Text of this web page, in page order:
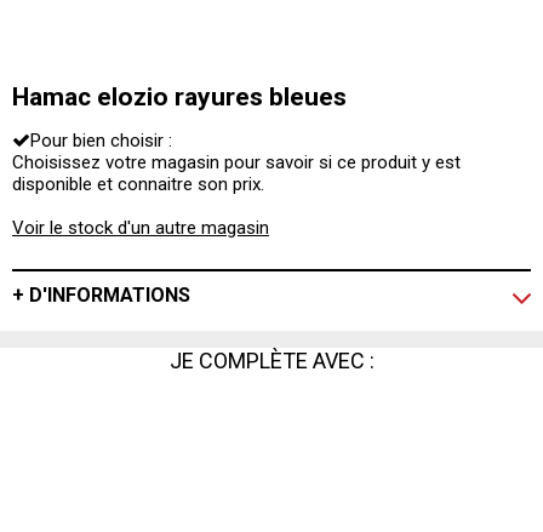
Hamac elozio rayures bleues
Pour bien choisir :
Choisissez votre magasin pour savoir si ce produit y est
disponible et connaitre son prix.
Voir le stock d'un autre magasin
+ D'INFORMATIONS
JE COMPLÈTE AVEC :